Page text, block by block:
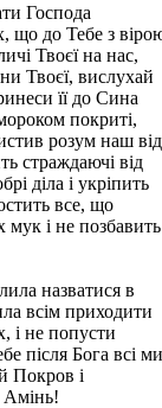
Господа
що до Тебе з
Твоєї на нас,
Твоєї, вислухай
її до Сина
покриті,
розум наш від
страждаючі від
діла і укріпить
все, що
мук і не позбавить
назватися в
всім приходити
і не попусти
після Бога всі ми
Покров і
Амінь!